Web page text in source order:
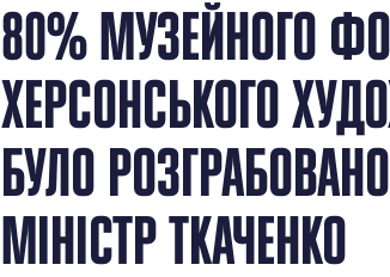
80% МУЗЕЙНОГО
ХЕРСОНСЬКОГО
БУЛО
МІНІСТР ТКАЧЕНКО